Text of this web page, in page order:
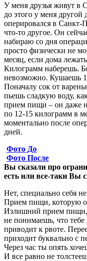
У меня друзья живут в
до этого у меня
оперировался в Санкт-
что-то другое. Он
набираю со дня
просто физически не
месяц, если дома
Килограмм наберешь.
невозможно. Кушаешь
Поначалу сок от
пьешь сладкую воду,
прием пищи – он даже
по 12-15 килограмм в
моментально после
дней.
Фото До
Фото После
Вы сказали про
есть или все-таки Вы
Нет, специально себя
Прием пищи, которую
Излишний прием пищи,
не понимаешь, что
приводит к рвоте.
приходит буквально с
Через час ты опять
И все равно не